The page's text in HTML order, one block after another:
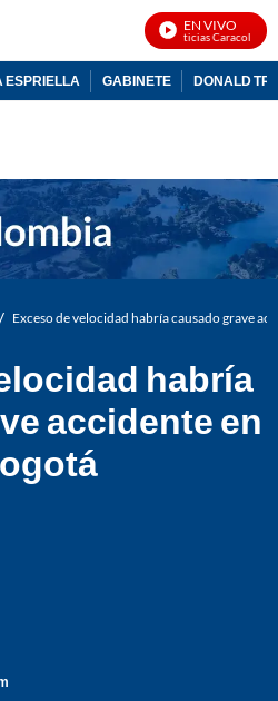
EN VIVO
Noticias Caracol En
ESPRIELLA GABINETE DONALD
/ Exceso de velocidad habría causado grave
habría
accidente en